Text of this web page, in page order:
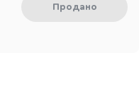
Продано